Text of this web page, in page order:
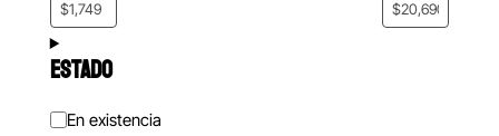
ESTADO
Estado
En existencia